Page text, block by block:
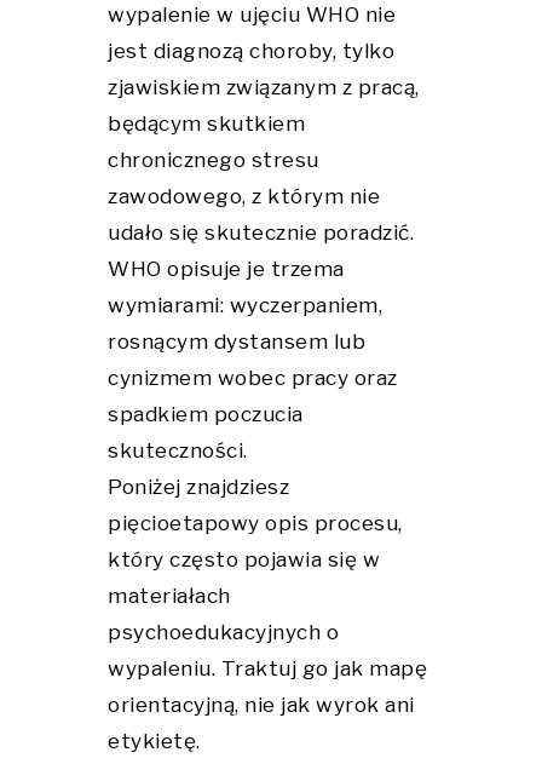
wypalenie w ujęciu WHO nie
jest diagnozą choroby, tylko
zjawiskiem związanym z pracą,
będącym skutkiem
chronicznego stresu
zawodowego, z którym nie
udało się skutecznie poradzić.
WHO opisuje je trzema
wymiarami: wyczerpaniem,
rosnącym dystansem lub
cynizmem wobec pracy oraz
spadkiem poczucia
skuteczności.
Poniżej znajdziesz
pięcioetapowy opis procesu,
który często pojawia się w
materiałach
psychoedukacyjnych o
wypaleniu. Traktuj go jak mapę
orientacyjną, nie jak wyrok ani
etykietę.